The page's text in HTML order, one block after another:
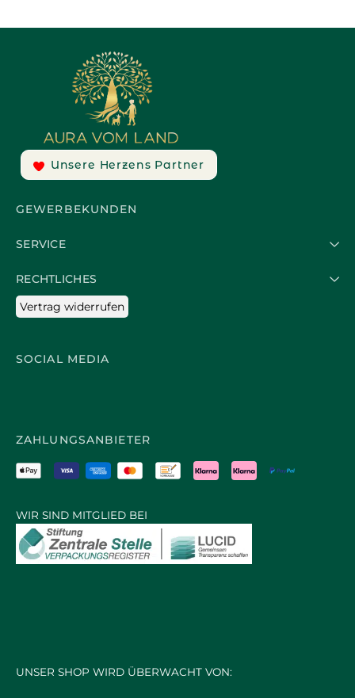
Unsere Herzens Partner
GEWERBEKUNDEN
SERVICE
RECHTLICHES
Vertrag widerrufen
SOCIAL MEDIA
ZAHLUNGSANBIETER
WIR SIND MITGLIED BEI
UNSER SHOP WIRD ÜBERWACHT VON: